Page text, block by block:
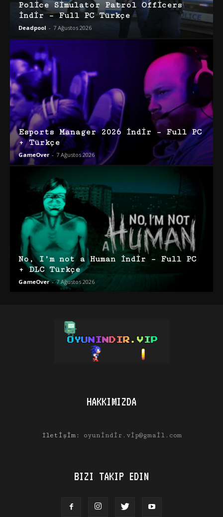
Police Simulator Patrol Officers
İndir – Full PC Türkçe
Deadpool - 7 Ağustos 2026
Esports Manager 2026 İndir – Full PC
+ Türkçe
GameOver - 7 Ağustos 2026
No, I’m not a Human İndir – Full PC
+ DLC Türkçe
GameOver - 7 Ağustos 2026
HAKKIMIZDA
İletişim: oyunindir.vip@gmail.com
BIZI TAKIP EDIN